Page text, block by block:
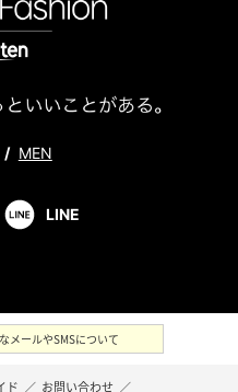
/ MEN
LINE
メールやSMSについて
ド ／ お問い合わせ ／